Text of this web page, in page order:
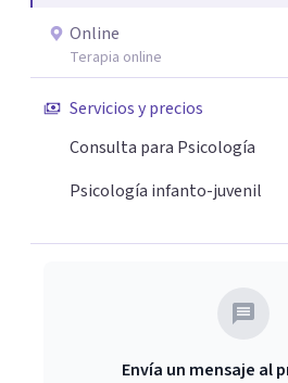
Online
Terapia online
Servicios y precios
Consulta para Psicología
Psicología infanto-juvenil
Envía un mensaje al